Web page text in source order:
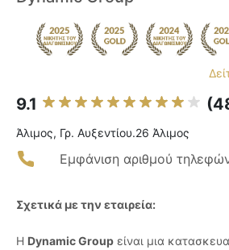
9.1
Άλιμος, Γρ. Αυξεντίου.26 Άλιμος
Εμφάνιση αριθμού
Σχετικά με την εταιρεία:
Η Dynamic Group είναι μια